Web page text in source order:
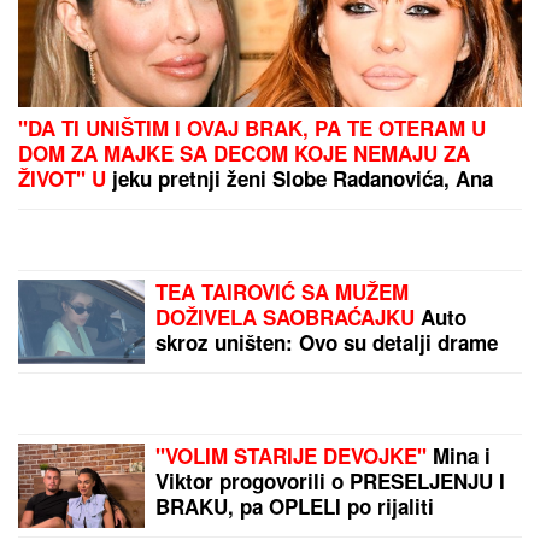
nasedajte, prijavite"
(FOTO)Uređenje leve
PEVAČICA TRPELA
NASILJE OD BIVŠEG
PARTNERASada
objasnila kako prepoznati